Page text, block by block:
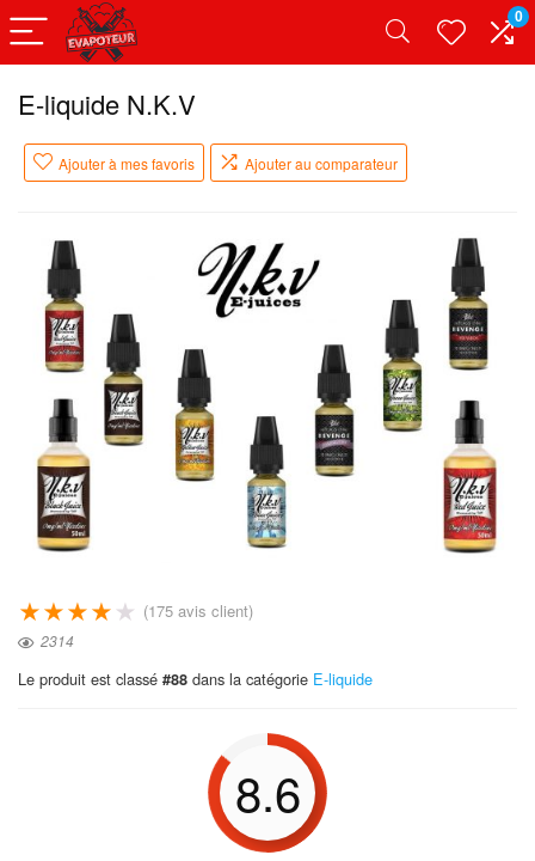
0
E-liquide N.K.V
Ajouter à mes favoris Ajouter au comparateur
★★★★★ (175 avis client)
2314
Le produit est classé #88 dans la catégorie E-liquide
8.6